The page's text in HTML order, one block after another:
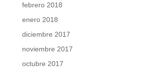
febrero 2018
enero 2018
diciembre 2017
noviembre 2017
octubre 2017